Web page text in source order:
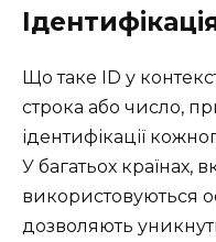
Що таке ID у
строка або число,
ідентифікації
У багатьох країнах,
використовуються
дозволяють